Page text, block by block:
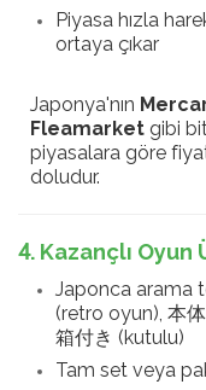
Piyasa hızla
ortaya çıkar
Japonya'nın
Fleamarket gibi
piyasalara göre
doludur.
4. Kazançlı
Japonca arama
(retro oyun), 本
箱付き (kutulu)
Tam set veya